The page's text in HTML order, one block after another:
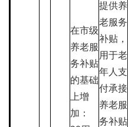
在市级
养老服
务补贴
的基础
上增
加：
提供养
老服务
补贴，
用于老
年人支
付承接
养老服
务补贴